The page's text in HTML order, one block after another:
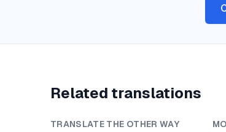
Related translations
TRANSLATE THE OTHER WAY